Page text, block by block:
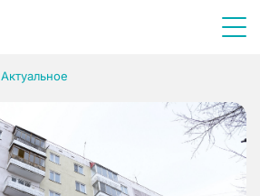
Актуальное